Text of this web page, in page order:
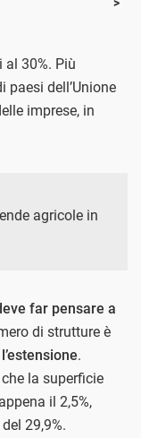
30%. Più
dell’Unione
imprese, in
agricole in
far pensare a
di strutture è
.
la superficie
il 2,5%,
29,9%.